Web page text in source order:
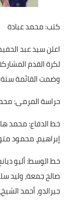
كتب: محمد عبادة
اعلن سيد عبد
لكرة القدم
وضمت القائمة ستة
حراسة المرمى:
خط الدفاع: محمد
إبراهيم، محمود
خط الوسط: أليو
صالح جمعة، وليد
جيرالدو، أحمد